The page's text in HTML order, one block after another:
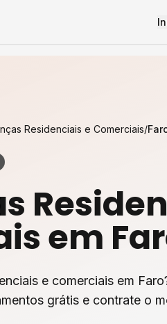
Residenciais e Comerciais/
em
e comerciais em
grátis e contrate o